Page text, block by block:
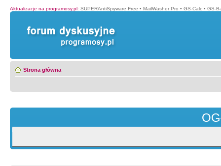
Aktualizacje na programosy.pl: SUPERAntiSpyware Free • MailWasher Pro • GS-Calc • GS-
Strona główna